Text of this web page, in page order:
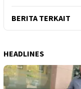
BERITA TERKAIT
HEADLINES